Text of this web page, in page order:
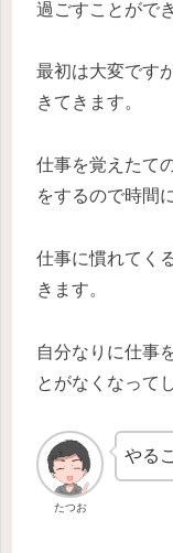
過ごすことがで
最初は大変です
きてきます。
仕事を覚えたて
をするので時間
仕事に慣れてく
きます。
自分なりに仕事
とがなくなって
たつお
やる